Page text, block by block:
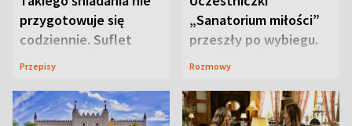
przygotowuje się
codziennie. Suflet
serowy zachwyca
Przepisy
„Sanatorium miłości”
przeszły po wybiegu.
Te stylizacje
Rozmowy